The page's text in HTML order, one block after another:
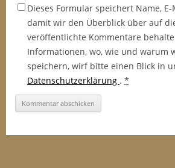
Dieses Formular speichert Name,
damit wir den Überblick über auf
veröffentlichte Kommentare
Informationen, wo, wie und warum
speichern, wirf bitte einen Blick in
Datenschutzerklärung . *